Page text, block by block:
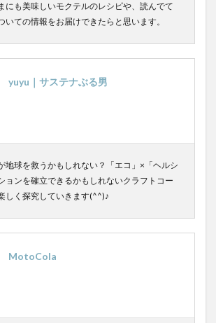
にも美味しいモクテルのレシピや、読んでて
いての情報をお届けできたらと思います。
yuyu｜サステナぶる男
地球を救うかもしれない？「エコ」×「ヘルシ
ョンを確立できるかもしれないクラフトコー
しく探究していきます(^^)♪
MotoCola